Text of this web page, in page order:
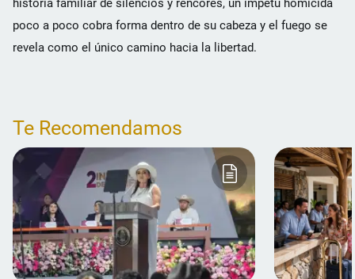
historia familiar de silencios y rencores, un ímpetu homicida
poco a poco cobra forma dentro de su cabeza y el fuego se
revela como el único camino hacia la libertad.
Te Recomendamos